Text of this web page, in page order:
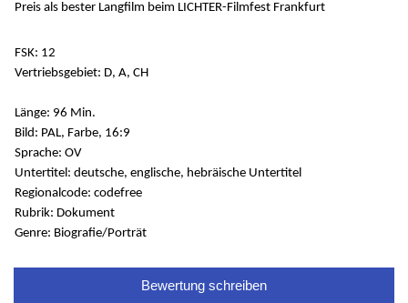
Preis als bester Langfilm beim LICHTER-Filmfest Frankfurt
FSK: 12
Vertriebsgebiet: D, A, CH
Länge: 96 Min.
Bild: PAL, Farbe, 16:9
Sprache: OV
Untertitel: deutsche, englische, hebräische Untertitel
Regionalcode: codefree
Rubrik: Dokument
Genre: Biografie/Porträt
Bewertung schreiben